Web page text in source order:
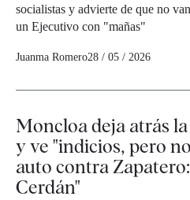
socialistas y advierte de que no
un Ejecutivo con "mañas"
Juanma Romero28 / 05 / 2026
Moncloa deja atrás
y ve "indicios, pero
auto contra
Cerdán"